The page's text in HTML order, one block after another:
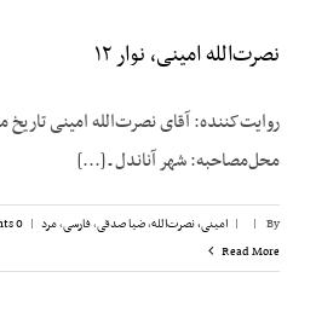
نصرت‌الله امینی، نوار ۱۲
محل‌مصاحبه: شهر آناندل ـ [...]
By
|
| امینی، نصرت‌الله,ضیا صدقی,فارسی,مرد |
0 Comments
Read More